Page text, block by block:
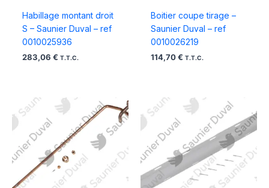
Habillage montant droit
S – Saunier Duval – ref
0010025936
283,06 € T.T.C.
Boitier coupe tirage –
Saunier Duval – ref
0010026219
114,70 € T.T.C.